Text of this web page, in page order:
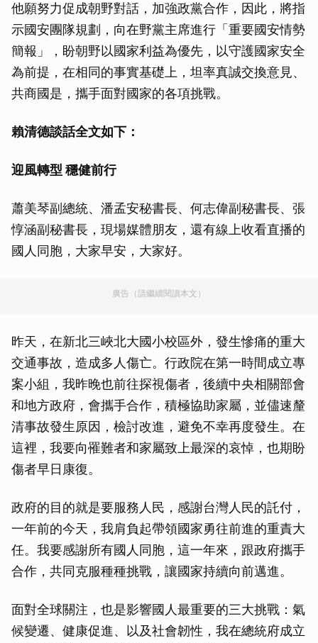
他願努力促成朝野對話，加強政黨合作，因此，將指
示國安團隊規劃，向在野黨主席進行「重要國安情勢
簡報」，盼朝野以國家利益為優先，以守護國家安全
為前提，在相同的事實基礎上，坦率真誠交換意見、
共商國是，攜手面對國家的各項挑戰。
賴清德談話全文如下：
迎風轉型 穩健前行
蕭美琴副總統、潘孟安秘書長、何志偉副秘書長、張
惇涵副秘書長，現場媒體朋友，還有線上收看直播的
國人同胞，大家早安，大家好。
廣告（請繼續閱讀本文）
昨天，在新北三峽北大國小校區外，發生慘痛的重大
交通事故，造成多人傷亡。行政院在第一時間成立專
案小組，我昨晚也前往探視傷者，後續中央相關部會
和地方政府，會攜手合作，積極協助家屬，並儘速釐
清事故發生原因，檢討改進，避免不幸再度發生。在
這裡，我要向罹難者和家屬致上最深的哀悼，也期盼
傷者早日康復。
政府的目的就是要服務人民，感謝台灣人民的託付，
一年前的今天，我肩負起帶領國家勇往前進的重責大
任。我要感謝所有國人同胞，這一年來，跟政府攜手
合作，共同克服種種挑戰，讓國家持續向前邁進。
面對全球關注，也是影響國人最重要的三大挑戰：氣
候變遷、健康促進、以及社會韌性，我在總統府成立